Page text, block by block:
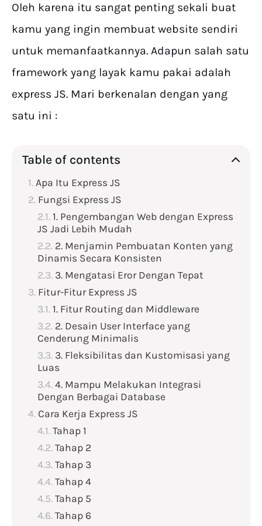
Oleh karena itu sangat penting sekali buat
kamu yang ingin membuat website sendiri
untuk memanfaatkannya. Adapun salah satu
framework yang layak kamu pakai adalah
express JS. Mari berkenalan dengan yang
satu ini :
Table of contents
Apa Itu Express JS
Fungsi Express JS
1. Pengembangan Web dengan Express
JS Jadi Lebih Mudah
2. Menjamin Pembuatan Konten yang
Dinamis Secara Konsisten
3. Mengatasi Eror Dengan Tepat
Fitur-Fitur Express JS
1. Fitur Routing dan Middleware
2. Desain User Interface yang
Cenderung Minimalis
3. Fleksibilitas dan Kustomisasi yang
Luas
4. Mampu Melakukan Integrasi
Dengan Berbagai Database
Cara Kerja Express JS
Tahap 1
Tahap 2
Tahap 3
Tahap 4
Tahap 5
Tahap 6